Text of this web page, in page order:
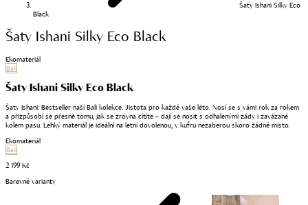
Šaty Ishani Silky Eco
Black
Šaty Ishani Silky Eco Black
Ekomateriál
Bali
Šaty Ishani Silky Eco Black
Šaty Ishani: Bestseller naší Bali kolekce. Jistota pro každé vaše léto. Nosí se s vámi rok za rokem
a přizpůsobí se přesně tomu, jak se zrovna cítíte – dají se nosit s odhalenými zády i zavázané
kolem pasu. Lehký materiál je ideální na letní dovolenou, v kufru nezaberou skoro žádné místo.
Ekomateriál
Bali
2 199 Kč
Barevné varianty